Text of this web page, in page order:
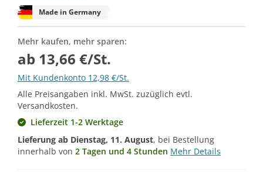
Made in Germany
Mehr kaufen, mehr sparen:
ab 13,66 €/St.
Mit Kundenkonto 12,98 €/St.
Alle Preisangaben inkl. MwSt. zuzüglich evtl.
Versandkosten.
Lieferzeit 1-2 Werktage
Lieferung ab Dienstag, 11. August, bei Bestellung
innerhalb von 2 Tagen und 4 Stunden Mehr Details